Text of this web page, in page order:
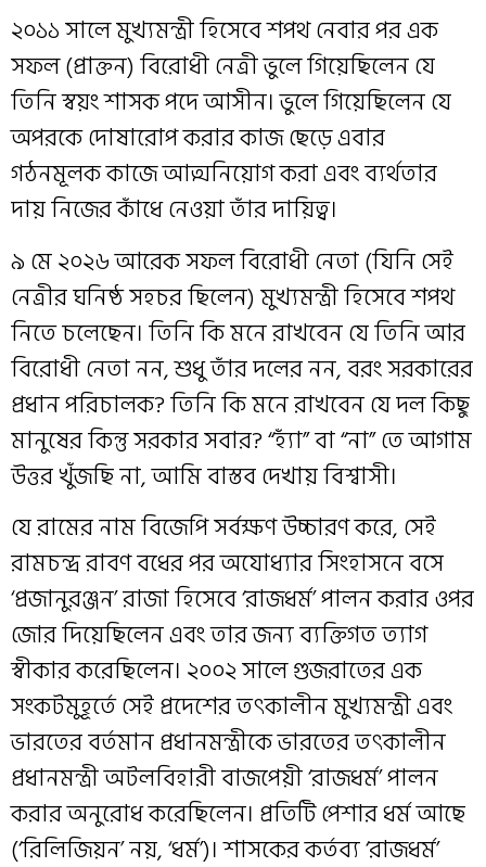
২০১১ সালে মুখ্যমন্ত্রী হিসেবে শপথ নেবার পর এক
সফল (প্রাক্তন) বিরোধী নেত্রী ভুলে গিয়েছিলেন যে
তিনি স্বয়ং শাসক পদে আসীন। ভুলে গিয়েছিলেন যে
অপরকে দোষারোপ করার কাজ ছেড়ে এবার
গঠনমূলক কাজে আত্মনিয়োগ করা এবং ব্যর্থতার
দায় নিজের কাঁধে নেওয়া তাঁর দায়িত্ব।
৯ মে ২০২৬ আরেক সফল বিরোধী নেতা (যিনি সেই
নেত্রীর ঘনিষ্ঠ সহচর ছিলেন) মুখ্যমন্ত্রী হিসেবে শপথ
নিতে চলেছেন। তিনি কি মনে রাখবেন যে তিনি আর
বিরোধী নেতা নন, শুধু তাঁর দলের নন, বরং সরকারের
প্রধান পরিচালক? তিনি কি মনে রাখবেন যে দল কিছু
মানুষের কিন্তু সরকার সবার? “হ্যাঁ” বা “না” তে আগাম
উত্তর খুঁজছি না, আমি বাস্তব দেখায় বিশ্বাসী।
যে রামের নাম বিজেপি সর্বক্ষণ উচ্চারণ করে, সেই
রামচন্দ্র রাবণ বধের পর অযোধ্যার সিংহাসনে বসে
‘প্রজানুরঞ্জন’ রাজা হিসেবে ‘রাজধর্ম’ পালন করার ওপর
জোর দিয়েছিলেন এবং তার জন্য ব্যক্তিগত ত্যাগ
স্বীকার করেছিলেন। ২০০২ সালে গুজরাতের এক
সংকটমুহূর্তে সেই প্রদেশের তৎকালীন মুখ্যমন্ত্রী এবং
ভারতের বর্তমান প্রধানমন্ত্রীকে ভারতের তৎকালীন
প্রধানমন্ত্রী অটলবিহারী বাজপেয়ী ‘রাজধর্ম’ পালন
করার অনুরোধ করেছিলেন। প্রতিটি পেশার ধর্ম আছে
(‘রিলিজিয়ন’ নয়, ‘ধর্ম’)। শাসকের কর্তব্য ‘রাজধর্ম’